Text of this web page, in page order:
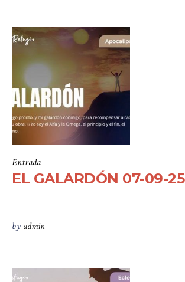
Entrada
EL GALARDÓN 07-09-25
by admin